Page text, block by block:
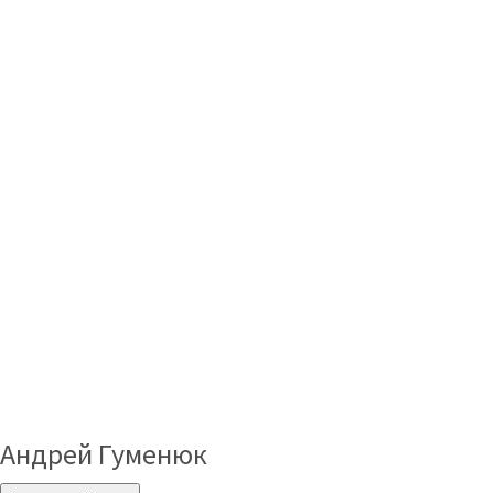
Андрей Гуменюк